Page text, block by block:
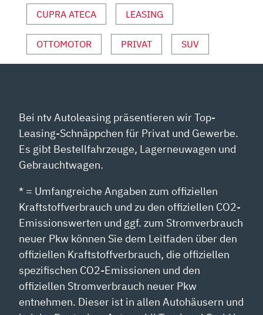
CUPRA ATECA LEASING
OTTOMOTOR PRIVAT SUV
Bei ntv Autoleasing präsentieren wir Top-
Leasing-Schnäppchen für Privat und Gewerbe.
Es gibt Bestellfahrzeuge, Lagerneuwagen und
Gebrauchtwagen.
* = Umfangreiche Angaben zum offiziellen
Kraftstoffverbrauch und zu den offiziellen CO2-
Emissionswerten und ggf. zum Stromverbrauch
neuer Pkw können Sie dem Leitfaden über den
offiziellen Kraftstoffverbrauch, die offiziellen
spezifischen CO2-Emissionen und den
offiziellen Stromverbrauch neuer Pkw
entnehmen. Dieser ist in allen Autohäusern und